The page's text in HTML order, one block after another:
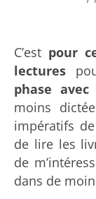
C’est pour
lectures
phase
moins
impératifs
de lire les
de
dans de